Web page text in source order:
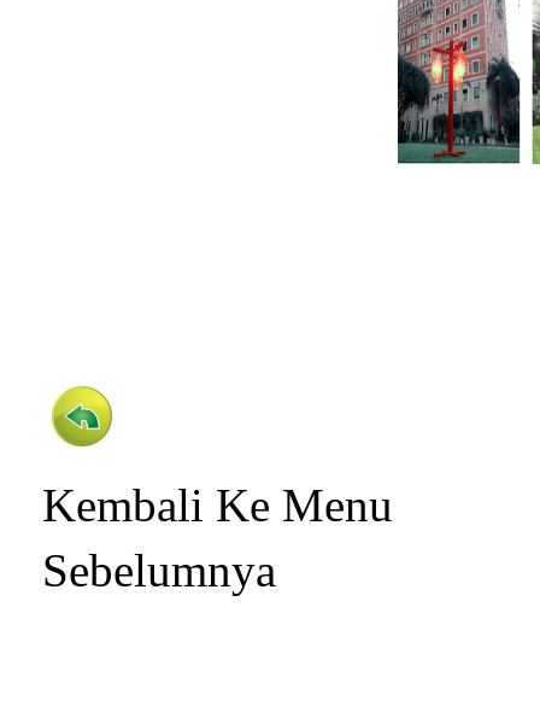
Kembali Ke Menu
Sebelumnya